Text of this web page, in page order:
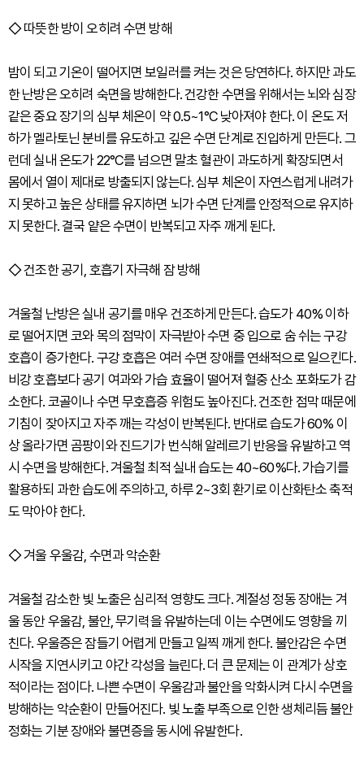
◇ 따뜻한 방이 오히려 수면 방해
밤이 되고 기온이 떨어지면 보일러를 켜는 것은 당연하다. 하지만 과도
한 난방은 오히려 숙면을 방해한다. 건강한 수면을 위해서는 뇌와 심장
같은 중요 장기의 심부 체온이 약 0.5~1°C 낮아져야 한다. 이 온도 저
하가 멜라토닌 분비를 유도하고 깊은 수면 단계로 진입하게 만든다. 그
런데 실내 온도가 22°C를 넘으면 말초 혈관이 과도하게 확장되면서
몸에서 열이 제대로 방출되지 않는다. 심부 체온이 자연스럽게 내려가
지 못하고 높은 상태를 유지하면 뇌가 수면 단계를 안정적으로 유지하
지 못한다. 결국 얕은 수면이 반복되고 자주 깨게 된다.
◇ 건조한 공기, 호흡기 자극해 잠 방해
겨울철 난방은 실내 공기를 매우 건조하게 만든다. 습도가 40% 이하
로 떨어지면 코와 목의 점막이 자극받아 수면 중 입으로 숨 쉬는 구강
호흡이 증가한다. 구강 호흡은 여러 수면 장애를 연쇄적으로 일으킨다.
비강 호흡보다 공기 여과와 가습 효율이 떨어져 혈중 산소 포화도가 감
소한다. 코골이나 수면 무호흡증 위험도 높아진다. 건조한 점막 때문에
기침이 잦아지고 자주 깨는 각성이 반복된다. 반대로 습도가 60% 이
상 올라가면 곰팡이와 진드기가 번식해 알레르기 반응을 유발하고 역
시 수면을 방해한다. 겨울철 최적 실내 습도는 40~60%다. 가습기를
활용하되 과한 습도에 주의하고, 하루 2~3회 환기로 이산화탄소 축적
도 막아야 한다.
◇ 겨울 우울감, 수면과 악순환
겨울철 감소한 빛 노출은 심리적 영향도 크다. 계절성 정동 장애는 겨
울 동안 우울감, 불안, 무기력을 유발하는데 이는 수면에도 영향을 끼
친다. 우울증은 잠들기 어렵게 만들고 일찍 깨게 한다. 불안감은 수면
시작을 지연시키고 야간 각성을 늘린다. 더 큰 문제는 이 관계가 상호
적이라는 점이다. 나쁜 수면이 우울감과 불안을 악화시켜 다시 수면을
방해하는 악순환이 만들어진다. 빛 노출 부족으로 인한 생체리듬 불안
정화는 기분 장애와 불면증을 동시에 유발한다.